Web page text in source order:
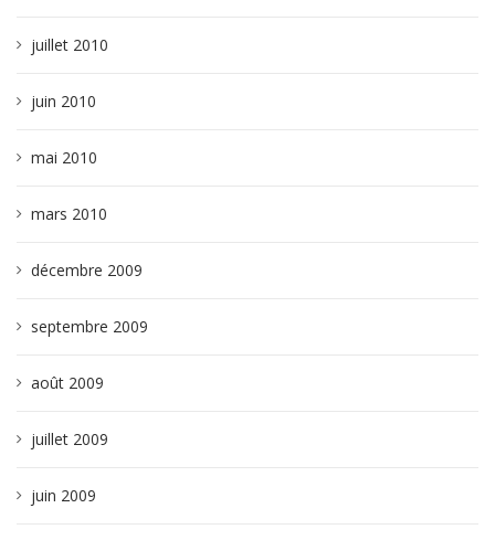
juillet 2010
juin 2010
mai 2010
mars 2010
décembre 2009
septembre 2009
août 2009
juillet 2009
juin 2009